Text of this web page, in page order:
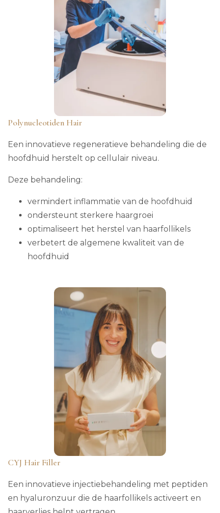
Polynucleotiden Hair
Een innovatieve regeneratieve behandeling die de
hoofdhuid herstelt op cellulair niveau.
Deze behandeling:
vermindert inflammatie van de hoofdhuid
ondersteunt sterkere haargroei
optimaliseert het herstel van haarfollikels
verbetert de algemene kwaliteit van de
hoofdhuid
CYJ Hair Filler
Een innovatieve injectiebehandeling met peptiden
en hyaluronzuur die de haarfollikels activeert en